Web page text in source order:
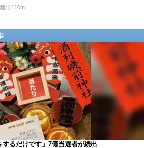
で110m
するだけです」7億当選者が続出